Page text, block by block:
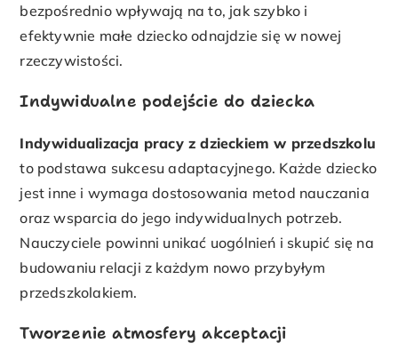
bezpośrednio wpływają na to, jak szybko i
efektywnie małe dziecko odnajdzie się w nowej
rzeczywistości.
Indywidualne podejście do dziecka
Indywidualizacja pracy z dzieckiem w przedszkolu
to podstawa sukcesu adaptacyjnego. Każde dziecko
jest inne i wymaga dostosowania metod nauczania
oraz wsparcia do jego indywidualnych potrzeb.
Nauczyciele powinni unikać uogólnień i skupić się na
budowaniu relacji z każdym nowo przybyłym
przedszkolakiem.
Tworzenie atmosfery akceptacji